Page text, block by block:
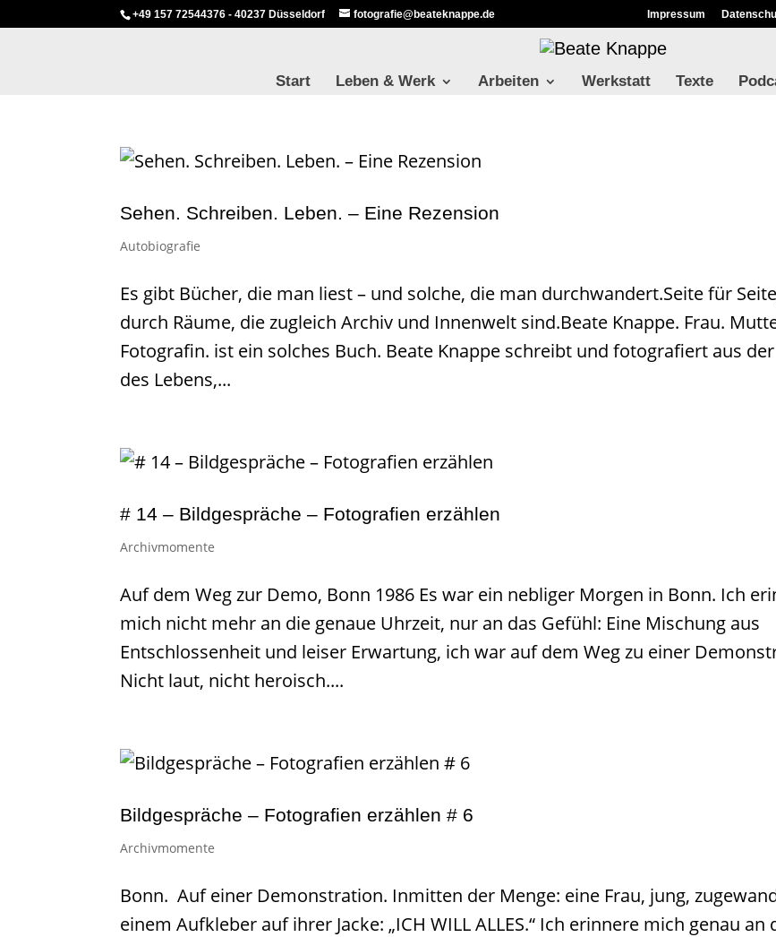
+49 157 72544376 - 40237 Düsseldorf fotografie@beateknappe.de Impressum
Start Leben & Werk Arbeiten Werkstatt Texte
Sehen. Schreiben. Leben. – Eine Rezension
Autobiografie
Es gibt Bücher, die man liest – und solche, die man durchwandert.Seite für
durch Räume, die zugleich Archiv und Innenwelt sind.Beate Knappe. Frau.
Fotografin. ist ein solches Buch. Beate Knappe schreibt und fotografiert aus
des Lebens,...
# 14 – Bildgespräche – Fotografien erzählen
Archivmomente
Auf dem Weg zur Demo, Bonn 1986 Es war ein nebliger Morgen in Bonn. Ich
mich nicht mehr an die genaue Uhrzeit, nur an das Gefühl: Eine Mischung aus
Entschlossenheit und leiser Erwartung, ich war auf dem Weg zu einer
Nicht laut, nicht heroisch....
Bildgespräche – Fotografien erzählen # 6
Archivmomente
Bonn. Auf einer Demonstration. Inmitten der Menge: eine Frau, jung,
einem Aufkleber auf ihrer Jacke: „ICH WILL ALLES.“ Ich erinnere mich genau an